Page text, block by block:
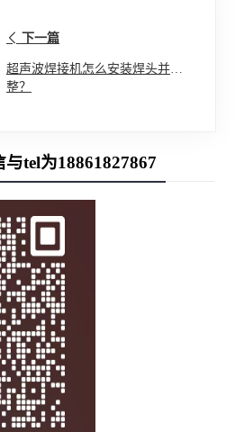
下一篇
超声波焊接机怎么安装焊头并调
整？
tel为18861827867